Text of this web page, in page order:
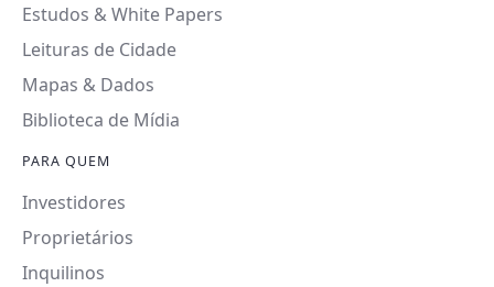
Estudos & White Papers
Leituras de Cidade
Mapas & Dados
Biblioteca de Mídia
PARA QUEM
Investidores
Proprietários
Inquilinos